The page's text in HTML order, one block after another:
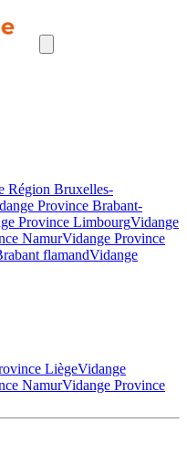
Région Bruxelles-
Province Brabant-
Province LimbourgVidange
NamurVidange Province
flamandVidange
LiègeVidange
NamurVidange Province